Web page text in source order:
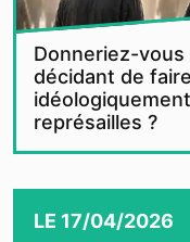
Donneriez-
décidant de
représailles ?
LE 17/04/2026